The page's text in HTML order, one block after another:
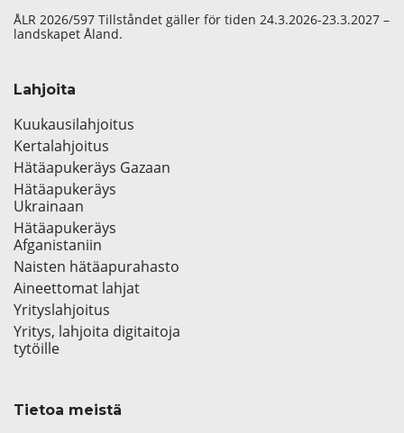
ÅLR 2026/597 Tillståndet gäller för tiden 24.3.2026-23.3.2027 –
landskapet Åland.
Lahjoita
Kuukausilahjoitus
Kertalahjoitus
Hätäapukeräys Gazaan
Hätäapukeräys
Ukrainaan
Hätäapukeräys
Afganistaniin
Naisten hätäapurahasto
Aineettomat lahjat
Yrityslahjoitus
Yritys, lahjoita digitaitoja
tytöille
Tietoa meistä